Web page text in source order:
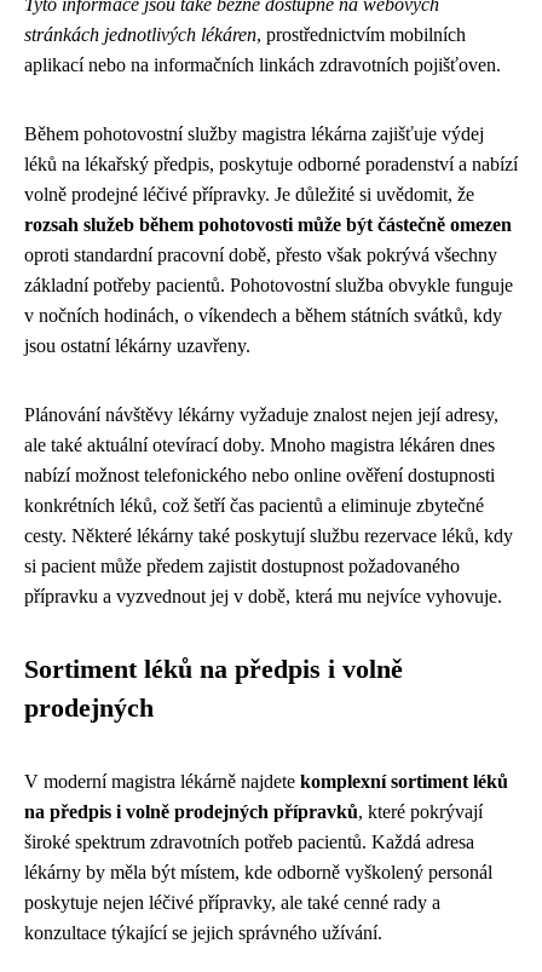
stránkách jednotlivých lékáren, prostřednictvím mobilních
aplikací nebo na informačních linkách zdravotních pojišťoven.
Během pohotovostní služby magistra lékárna zajišťuje výdej
léků na lékařský předpis, poskytuje odborné poradenství a nabízí
volně prodejné léčivé přípravky. Je důležité si uvědomit, že
rozsah služeb během pohotovosti může být částečně omezen
oproti standardní pracovní době, přesto však pokrývá všechny
základní potřeby pacientů. Pohotovostní služba obvykle funguje
v nočních hodinách, o víkendech a během státních svátků, kdy
jsou ostatní lékárny uzavřeny.
Plánování návštěvy lékárny vyžaduje znalost nejen její adresy,
ale také aktuální otevírací doby. Mnoho magistra lékáren dnes
nabízí možnost telefonického nebo online ověření dostupnosti
konkrétních léků, což šetří čas pacientů a eliminuje zbytečné
cesty. Některé lékárny také poskytují službu rezervace léků, kdy
si pacient může předem zajistit dostupnost požadovaného
přípravku a vyzvednout jej v době, která mu nejvíce vyhovuje.
Sortiment léků na předpis i volně
prodejných
V moderní magistra lékárně najdete komplexní sortiment léků
na předpis i volně prodejných přípravků, které pokrývají
široké spektrum zdravotních potřeb pacientů. Každá adresa
lékárny by měla být místem, kde odborně vyškolený personál
poskytuje nejen léčivé přípravky, ale také cenné rady a
konzultace týkající se jejich správného užívání.